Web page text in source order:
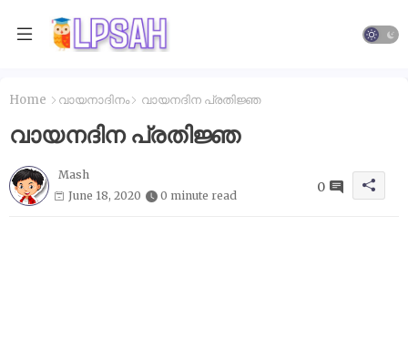
Home വായനാദിനം വായനദിന പ്രതിജ്ഞ
വായനദിന പ്രതിജ്ഞ
Mash
June 18, 2020
0 minute read
0